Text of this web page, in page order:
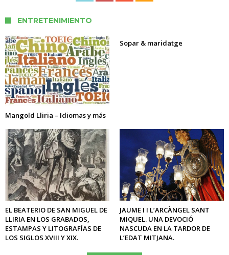
ENTRETENIMIENTO
Mangold Lliria – Idiomas y más
Sopar & maridatge
EL BEATERIO DE SAN MIGUEL DE
LLIRIA EN LOS GRABADOS,
ESTAMPAS Y LITOGRAFÍAS DE
LOS SIGLOS XVIII Y XIX.
JAUME I I L’ARCÀNGEL SANT
MIQUEL. UNA DEVOCIÓ
NASCUDA EN LA TARDOR DE
L’EDAT MITJANA.